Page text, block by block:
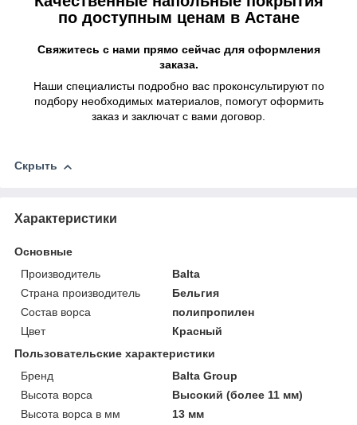
по доступным ценам в Астане
Свяжитесь с нами прямо сейчас для оформления
заказа.
Наши специалисты подробно вас проконсультируют по
подбору необходимых материалов, помогут оформить
заказ и заключат с вами договор.
Скрыть
Характеристики
Основные
Производитель
Balta
Страна производитель
Бельгия
Состав ворса
полипропилен
Цвет
Красный
Пользовательские характеристики
Бренд
Balta Group
Высота ворса
Высокий (более 11 мм)
Высота ворса в мм
13 мм